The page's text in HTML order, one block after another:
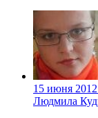
15 июня
Людмила